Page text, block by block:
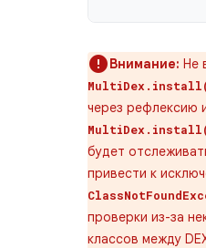
Внимание: Не
через рефлексию
будет
привести к
проверки из-за
классов между